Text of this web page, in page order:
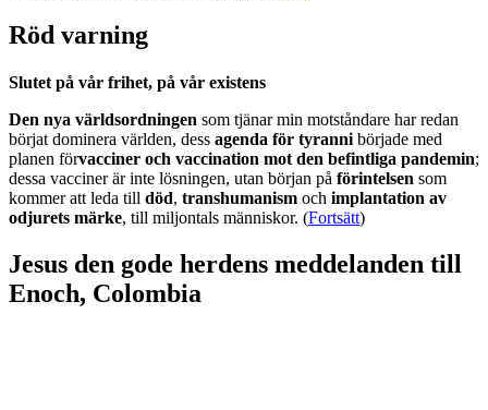
Röd varning
Slutet på vår frihet, på vår existens
Den nya världsordningen som tjänar min motståndare har redan
börjat dominera världen, dess agenda för tyranni började med
planen förvacciner och vaccination mot den befintliga pandemin;
dessa vacciner är inte lösningen, utan början på förintelsen som
kommer att leda till död, transhumanism och implantation av
odjurets märke, till miljontals människor. (Fortsätt)
Jesus den gode herdens meddelanden till
Enoch, Colombia